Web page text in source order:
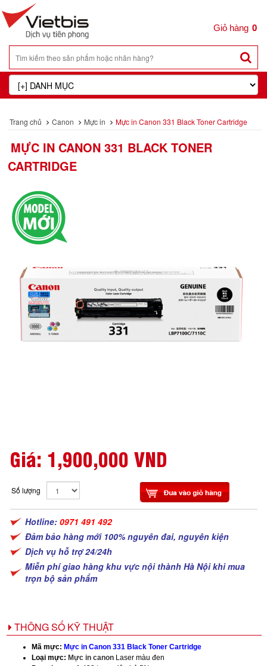
0
Trang chủ Canon Mực in Mực in Canon 331 Black Toner Cartridge
MỰC IN CANON 331 BLACK TONER
CARTRIDGE
Giá: 1,900,000 VND
Số lượng
Hotline: 0971 491 492
Đảm bảo hàng mới 100% nguyên đai, nguyên kiện
Dịch vụ hỗ trợ 24/24h
Miễn phí giao hàng khu vực nội thành Hà Nội khi mua
trọn bộ sản phẩm
THÔNG SỐ KỸ THUẬT
Mã mực: Mực in Canon 331 Black Toner Cartridge
Loại mực: Mực in canon Laser màu đen